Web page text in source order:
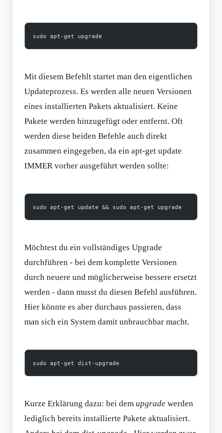
sudo apt-get upgrade
Mit diesem Befehlt startet man den eigentlichen
Updateprozess. Es werden alle neuen Versionen
eines installierten Pakets aktualisiert. Keine
Pakete werden hinzugefügt oder entfernt. Oft
werden diese beiden Befehle auch direkt
zusammen eingegeben, da ein apt-get update
IMMER vorher ausgeführt werden sollte:
sudo apt-get update && sudo apt-get upgrade
Möchtest du ein vollständiges Upgrade
durchführen - bei dem komplette Versionen
durch neuere und möglicherweise bessere ersetzt
werden - dann musst du diesen Befehl ausführen.
Hier könnte es aber durchaus passieren, dass
man sich ein System damit unbrauchbar macht.
sudo apt-get dist-upgrade
Kurze Erklärung dazu: bei dem upgrade werden
lediglich bereits installierte Pakete aktualisiert.